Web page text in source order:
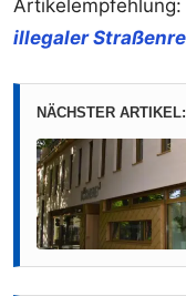
Artikelempfehlung:
illegaler
NÄCHSTER ARTIKEL: